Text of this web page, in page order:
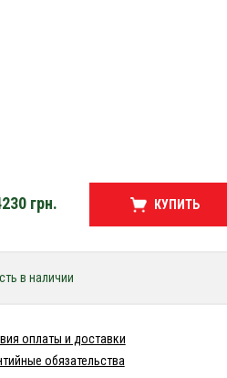
грн. КУПИТЬ
в наличии
оплаты и доставки
обязательства